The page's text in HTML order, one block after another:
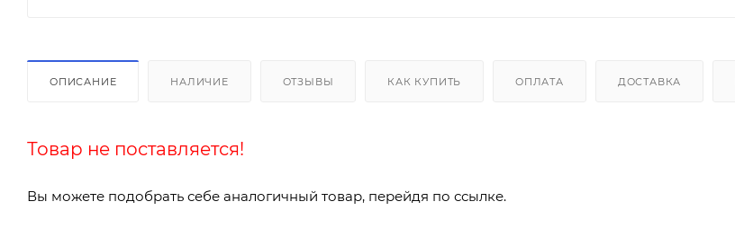
ОПИСАНИЕ НАЛИЧИЕ ОТЗЫВЫ КАК КУПИТЬ ОПЛАТА ДОСТАВКА
Товар не поставляется!
Вы можете подобрать себе аналогичный товар, перейдя по ссылке.